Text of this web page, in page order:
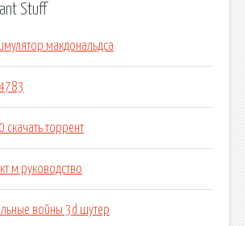
Stuff
макдональдса
торрент
м руководство
войны 3d шутер